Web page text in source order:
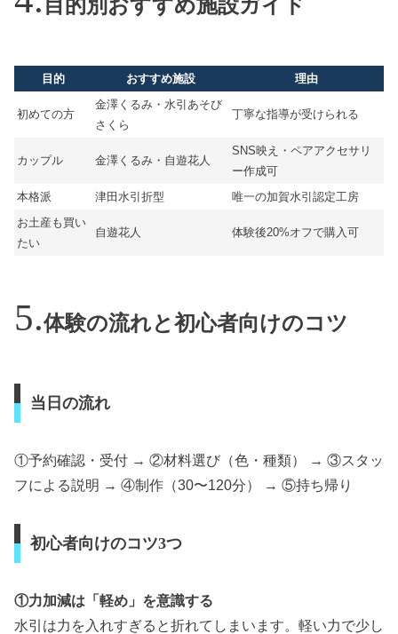
目的別おすすめ施設ガイド
目的 おすすめ施設 理由
初めての方
金澤くるみ・水引あそび
さくら
丁寧な指導が受けられる
カップル 金澤くるみ・自遊花人
SNS映え・ペアアクセサリ
ー作成可
本格派
津田水引折型
唯一の加賀水引認定工房
お土産も買い
たい
自遊花人 体験後20%オフで購入可
体験の流れと初心者向けのコツ
当日の流れ
①予約確認・受付 → ②材料選び（色・種類） → ③スタッ
フによる説明 → ④制作（30〜120分） → ⑤持ち帰り
初心者向けのコツ3つ
①力加減は「軽め」を意識する
水引は力を入れすぎると折れてしまいます。軽い力で少し